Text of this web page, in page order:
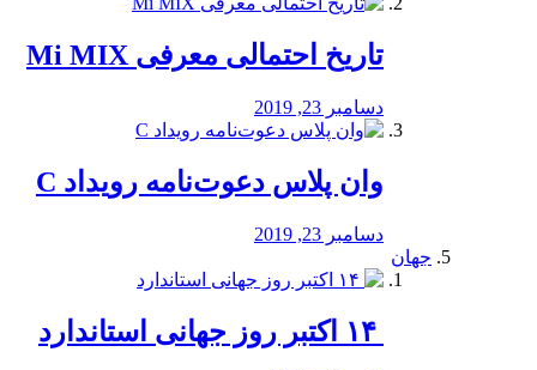
تاریخ احتمالی معرفی Mi MIX
دسامبر 23, 2019
وان پلاس دعوت‌نامه رویداد C
دسامبر 23, 2019
جهان